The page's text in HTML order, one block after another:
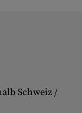
Schweiz /